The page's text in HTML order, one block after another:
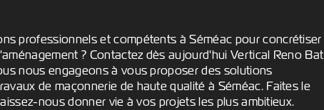
professionnels et compétents à Séméac pour concrétiser
? Contactez dès aujourd'hui Vertical Reno Bat
nous engageons à vous proposer des solutions
de maçonnerie de haute qualité à Séméac. Faites le
nous donner vie à vos projets les plus ambitieux.